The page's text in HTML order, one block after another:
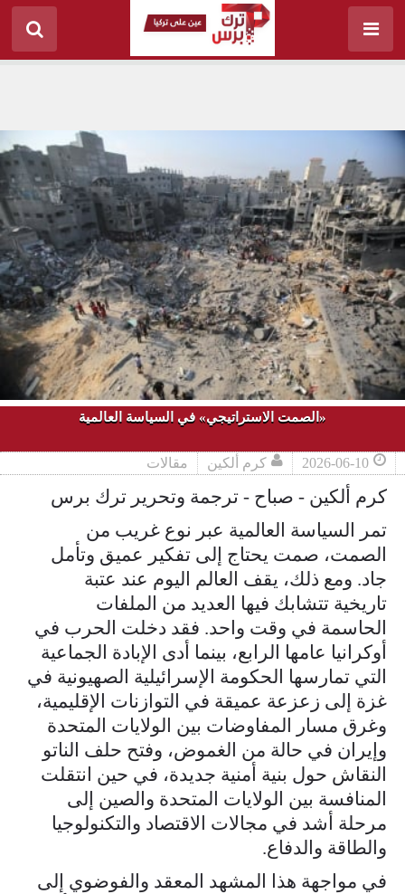
«الصمت الاستراتيجي» في السياسة العالمية
2026-06-10 كرم ألكين مقالات
كرم ألكين - صباح - ترجمة وتحرير ترك برس
تمر السياسة العالمية عبر نوع غريب من
الصمت، صمت يحتاج إلى تفكير عميق وتأمل
جاد. ومع ذلك، يقف العالم اليوم عند عتبة
تاريخية تتشابك فيها العديد من الملفات
الحاسمة في وقت واحد. فقد دخلت الحرب في
أوكرانيا عامها الرابع، بينما أدى الإبادة الجماعية
التي تمارسها الحكومة الإسرائيلية الصهيونية في
غزة إلى زعزعة عميقة في التوازنات الإقليمية،
وغرق مسار المفاوضات بين الولايات المتحدة
وإيران في حالة من الغموض، وفتح حلف الناتو
النقاش حول بنية أمنية جديدة، في حين انتقلت
المنافسة بين الولايات المتحدة والصين إلى
مرحلة أشد في مجالات الاقتصاد والتكنولوجيا
والطاقة والدفاع.
في مواجهة هذا المشهد المعقد والفوضوي إلى